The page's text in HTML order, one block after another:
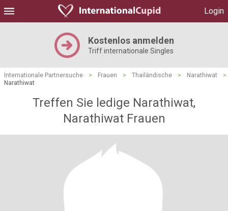
Login
Kostenlos anmelden
Triff internationale Singles
Internationale Partnersuche > Frauen > Thailändische > Narathiwat
>
Narathiwat
Treffen Sie ledige Narathiwat,
Narathiwat Frauen